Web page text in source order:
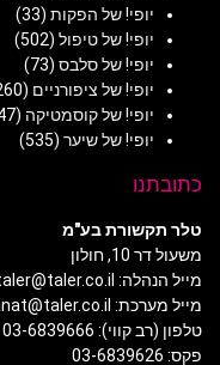
יופי! של הפקות (33)
יופי! של טיפול (502)
יופי! של סלבס (73)
יופי! של ציפורניים (260)
יופי! של קוסמטיקה (547)
יופי! של שיער (535)
כתובתנו
טלר תקשורת בע"מ
משעול דר 10, חולון
מייל הנהלה: taler@taler.co.il
מייל מערכת: anat@taler.co.il
טלפון (רב קווי): 03-6839666
פקס: 03-6839626